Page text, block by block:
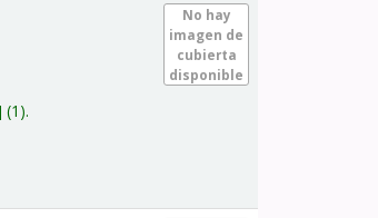
No hay
imagen de
cubierta
disponible
(1).